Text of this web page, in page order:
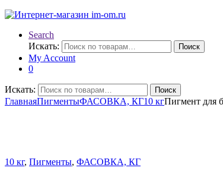
Search
Искать:
Поиск
My Account
0
Искать: Поиск
ГлавнаяПигментыФАСОВКА, КГ10 кгПигмент для
10 кг, Пигменты, ФАСОВКА, КГ